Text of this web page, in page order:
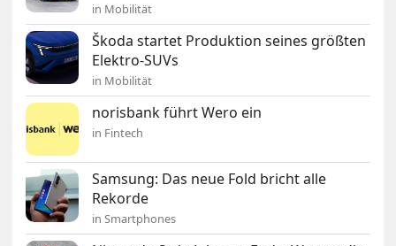
in Mobilität
Škoda startet Produktion seines größten
Elektro-SUVs
in Mobilität
norisbank führt Wero ein
in Fintech
Samsung: Das neue Fold bricht alle
Rekorde
in Smartphones